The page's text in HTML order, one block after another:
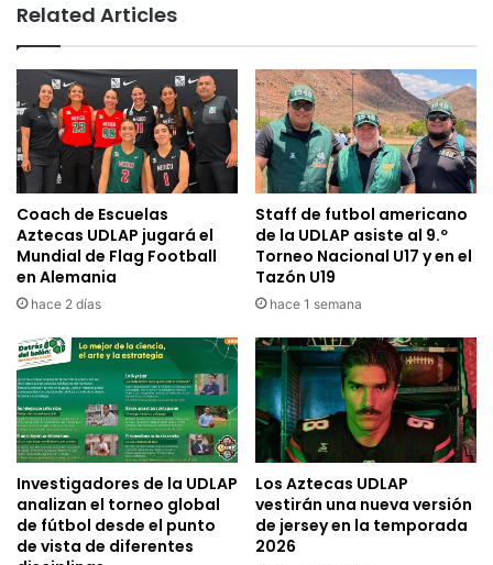
Related Articles
Coach de Escuelas
Aztecas UDLAP jugará el
Mundial de Flag Football
en Alemania
hace 2 días
Staff de futbol americano
de la UDLAP asiste al 9.º
Torneo Nacional U17 y en el
Tazón U19
hace 1 semana
Investigadores de la UDLAP
analizan el torneo global
de fútbol desde el punto
de vista de diferentes
Los Aztecas UDLAP
vestirán una nueva versión
de jersey en la temporada
2026